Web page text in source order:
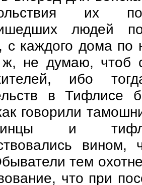
их
людей
с каждого дома по
ж, не думаю, чтоб
ибо
в Тифлисе
говорили
и
тем
что при